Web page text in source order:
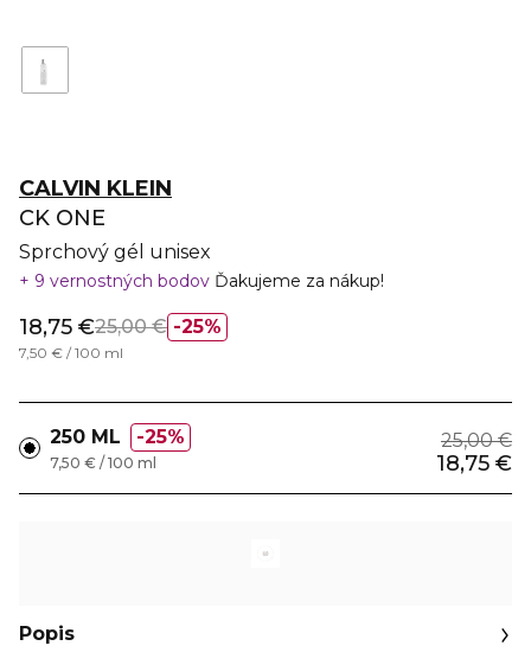
CALVIN KLEIN
CK ONE
Sprchový gél unisex
9 vernostných bodov Ďakujeme za nákup!
25%
18,75 €25,00 €
7,50 € / 100 ml
250 ML 25% 25,00 €
18,75 €
7,50 € / 100 ml
Popis